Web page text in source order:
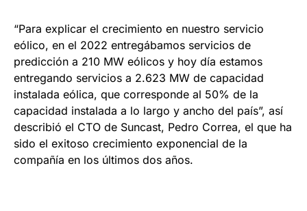
“Para explicar el crecimiento en nuestro servicio
eólico, en el 2022 entregábamos servicios de
predicción a 210 MW eólicos y hoy día estamos
entregando servicios a 2.623 MW de capacidad
instalada eólica, que corresponde al 50% de la
capacidad instalada a lo largo y ancho del país”, así
describió el CTO de Suncast, Pedro Correa, el que ha
sido el exitoso crecimiento exponencial de la
compañía en los últimos dos años.